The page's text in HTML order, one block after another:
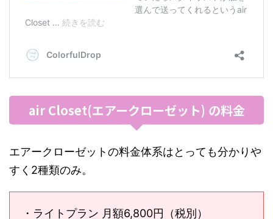
air Closet(エアークローゼット) の料金
エアークローゼットの料金体系はとっても分かりや
すく2種類のみ。
・ライトプラン 月額6,800円（税別）